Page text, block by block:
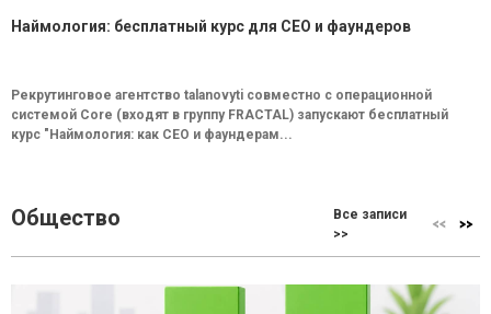
Наймология: бесплатный курс для CEO и фаундеров
Рекрутинговое агентство talanovyti совместно с операционной
системой Core (входят в группу FRACTAL) запускают бесплатный
курс "Наймология: как СEO и фаундерам...
Общество
Все записи
>>